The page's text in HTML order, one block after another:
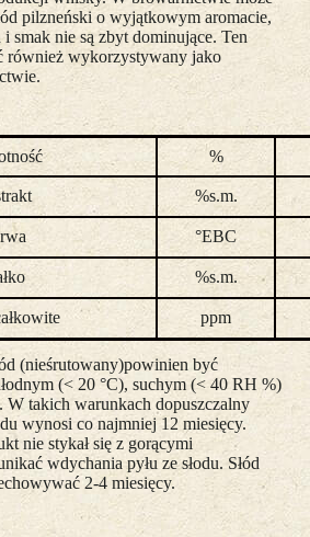
pilzneński o wyjątkowym aromacie,
smak nie są zbyt dominujące. Ten
również wykorzystywany jako
%
%s.m.
°EBC
%s.m.
ppm
(nieśrutowany)powinien być
(< 20 °C), suchym (< 40 RH %)
W takich warunkach dopuszczalny
wynosi co najmniej 12 miesięcy.
nie stykał się z gorącymi
wdychania pyłu ze słodu. Słód
2-4 miesięcy.